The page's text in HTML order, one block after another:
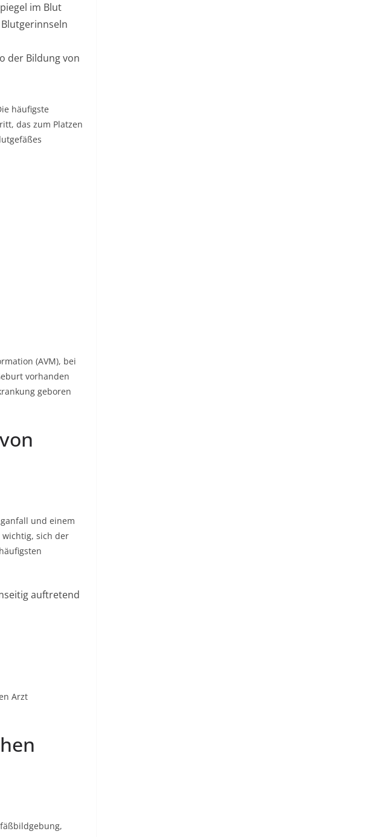
im Blut
der Bildung von
häufigste
das zum Platzen
(AVM), bei
vorhanden
geboren
und einem
wichtig, sich der
auftretend
Arzt